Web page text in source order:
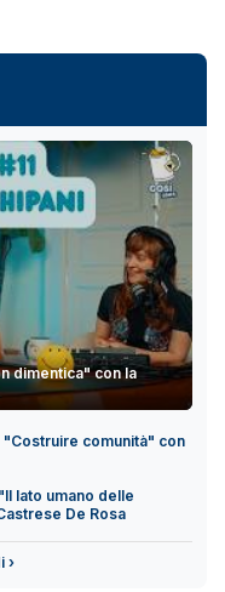
dimentica" con la
"Costruire comunità" con
lato umano delle
De Rosa
›